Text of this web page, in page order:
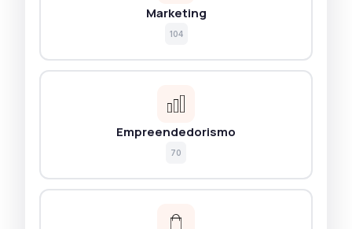
Marketing
104
Empreendedorismo
70